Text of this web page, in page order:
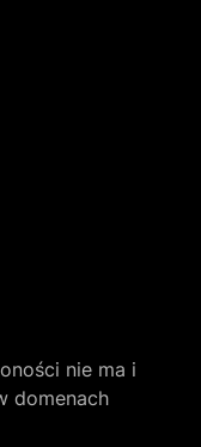
nie ma i
domenach